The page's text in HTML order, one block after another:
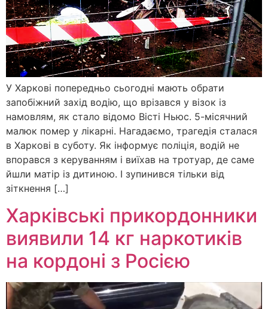
У Харкові попередньо сьогодні мають обрати
запобіжний захід водію, що врізався у візок із
намовлям, як стало відомо Вісті Ньюс. 5-місячний
малюк помер у лікарні. Нагадаємо, трагедія сталася
в Харкові в суботу. Як інформує поліція, водій не
впорався з керуванням і виїхав на тротуар, де саме
йшли матір із дитиною. І зупинився тільки від
зіткнення […]
Харківські прикордонники
виявили 14 кг наркотиків
на кордоні з Росією